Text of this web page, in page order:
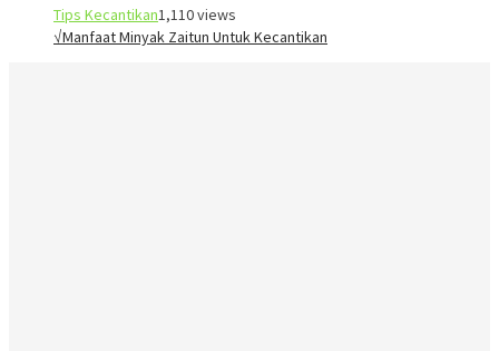
Tips Kecantikan1,110 views
√Manfaat Minyak Zaitun Untuk Kecantikan